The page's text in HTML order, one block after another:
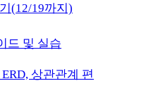
(12/19까지)
드 및 실습
상관관계 편